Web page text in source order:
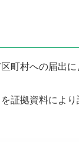
町村への届出に
証拠資料によ